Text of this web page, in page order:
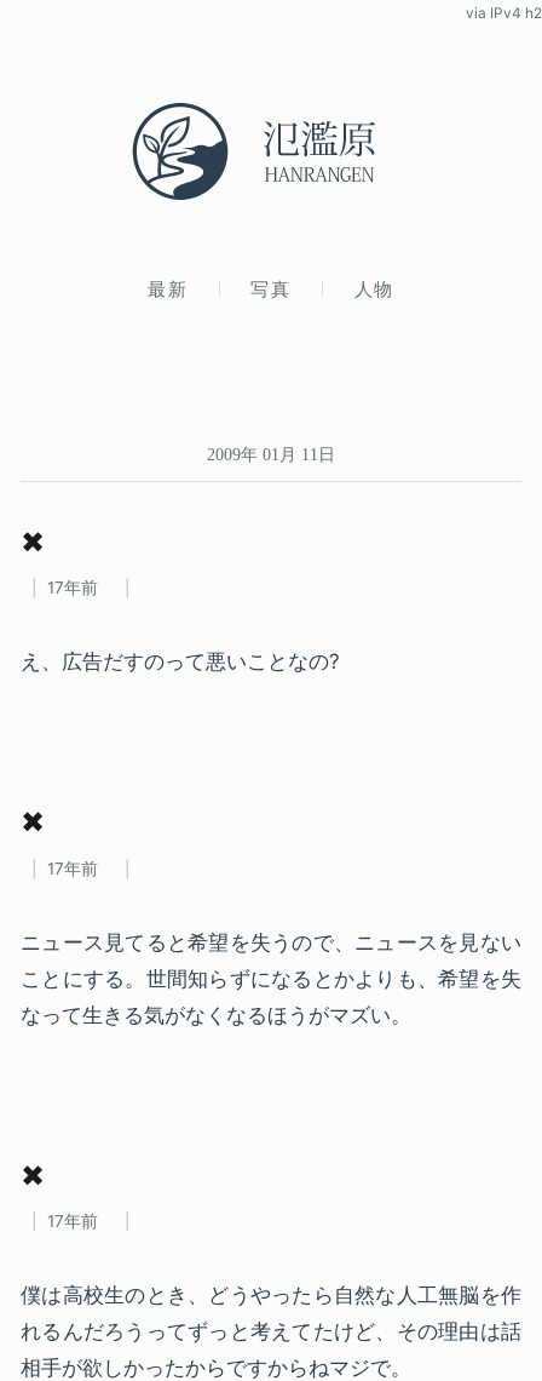
最新 写真 人物
via IPv4 h2
2009年 01月 11日
✖
17年前
え、広告だすのって悪いことなの?
✖
17年前
ニュース見てると希望を失うので、ニュースを見ない
ことにする。世間知らずになるとかよりも、希望を失
なって生きる気がなくなるほうがマズい。
✖
17年前
僕は高校生のとき、どうやったら自然な人工無脳を作
れるんだろうってずっと考えてたけど、その理由は話
相手が欲しかったからですからねマジで。